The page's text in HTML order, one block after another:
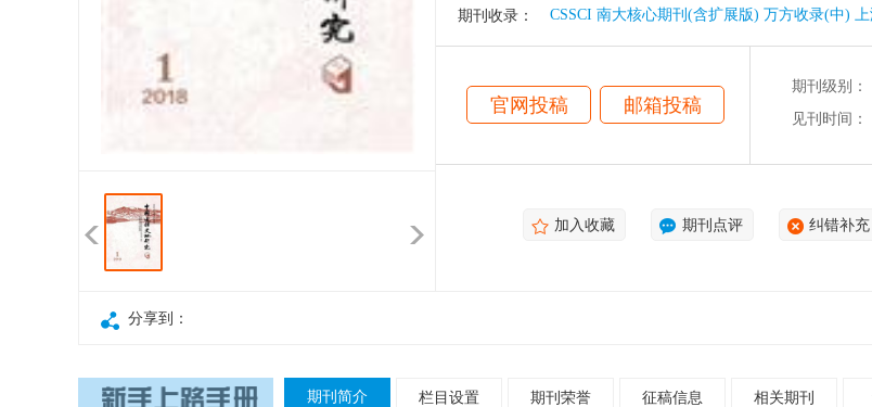
期刊收录： CSSCI 南大核心期刊(含扩展版) 万方收录(中)
官网投稿 邮箱投稿
期刊级别：
见刊时间：
加入收藏 期刊点评 纠错补充
分享到：
期刊简介 栏目设置 期刊荣誉 征稿信息 相关期刊